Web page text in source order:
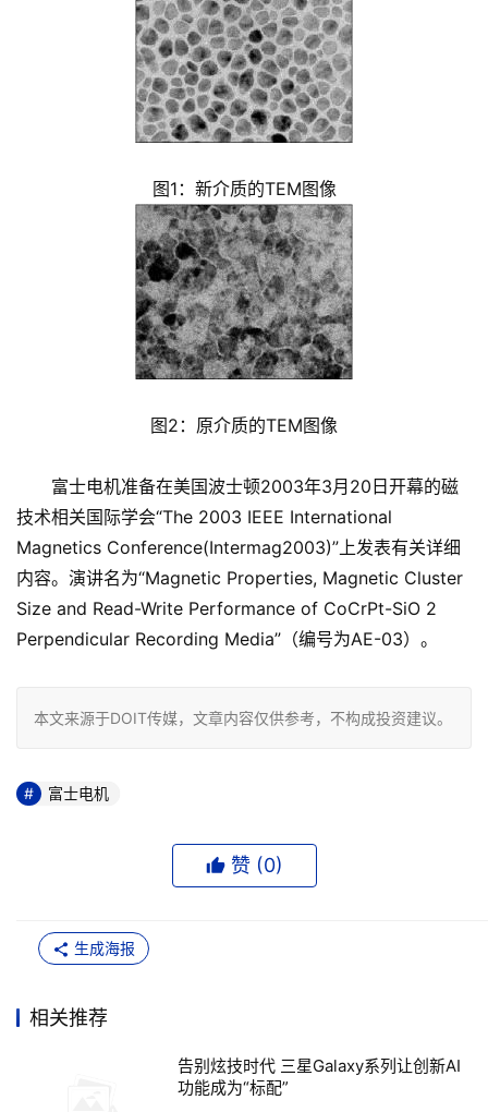
图1：新介质的TEM图像
图2：原介质的TEM图像
富士电机准备在美国波士顿2003年3月20日开幕的磁
技术相关国际学会“The 2003 IEEE International
Magnetics Conference(Intermag2003)”上发表有关详细
内容。演讲名为“Magnetic Properties, Magnetic Cluster
Size and Read-Write Performance of CoCrPt-SiO 2
Perpendicular Recording Media”（编号为AE-03）。
本文来源于DOIT传媒，文章内容仅供参考，不构成投资建议。
富士电机
赞 (0)
生成海报
相关推荐
告别炫技时代 三星Galaxy系列让创新AI
功能成为“标配”